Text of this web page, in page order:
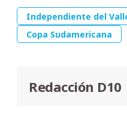
Independiente del
Copa Sudamericana
Redacción D10